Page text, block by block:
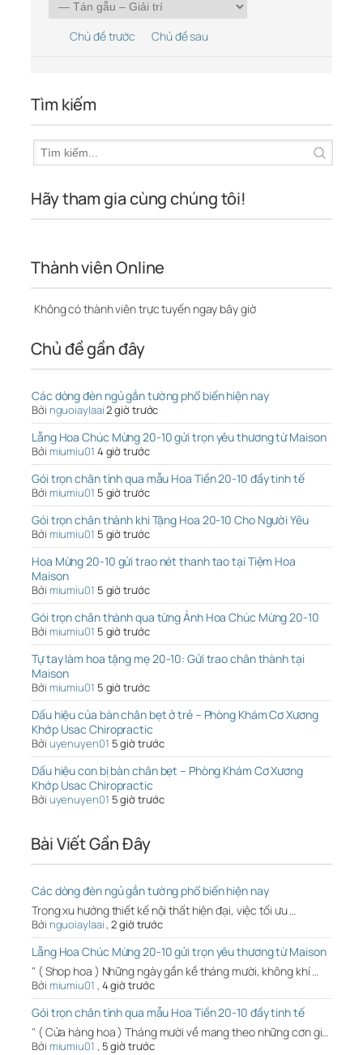
Chủ đề trước Chủ đề sau
Tìm kiếm
Hãy tham gia cùng chúng tôi!
Thành viên Online
Không có thành viên trực tuyến ngay bây giờ
Chủ đề gần đây
Các dòng đèn ngủ gắn tường phổ biến hiện nay
Bởi nguoiaylaai2 giờ trước
Lẵng Hoa Chúc Mừng 20-10 gửi trọn yêu thương từ Maison
Bởi miumiu01 4 giờ trước
Gói trọn chân tình qua mẫu Hoa Tiền 20-10 đầy tinh tế
Bởi miumiu01 5 giờ trước
Gói trọn chân thành khi Tặng Hoa 20-10 Cho Người Yêu
Bởi miumiu01 5 giờ trước
Hoa Mừng 20-10 gửi trao nét thanh tao tại Tiệm Hoa
Maison
Bởi miumiu01 5 giờ trước
Gói trọn chân thành qua từng Ảnh Hoa Chúc Mừng 20-10
Bởi miumiu01 5 giờ trước
Tự tay làm hoa tặng mẹ 20-10: Gửi trao chân thành tại
Maison
Bởi miumiu01 5 giờ trước
Dấu hiệu của bàn chân bẹt ở trẻ – Phòng Khám Cơ Xương
Khớp Usac Chiropractic
Bởi uyenuyen01 5 giờ trước
Dấu hiệu con bị bàn chân bẹt – Phòng Khám Cơ Xương
Khớp Usac Chiropractic
Bởi uyenuyen01 5 giờ trước
Bài Viết Gần Đây
Các dòng đèn ngủ gắn tường phổ biến hiện nay
Trong xu hướng thiết kế nội thất hiện đại, việc tối ưu …
Bởi nguoiaylaai,2 giờ trước
Lẵng Hoa Chúc Mừng 20-10 gửi trọn yêu thương từ Maison
" ( Shop hoa ) Những ngày gần kề tháng mười, không khí …
Bởi miumiu01 , 4 giờ trước
Gói trọn chân tình qua mẫu Hoa Tiền 20-10 đầy tinh tế
" ( Cửa hàng hoa ) Tháng mười về mang theo những cơn gi…
Bởi miumiu01 , 5 giờ trước